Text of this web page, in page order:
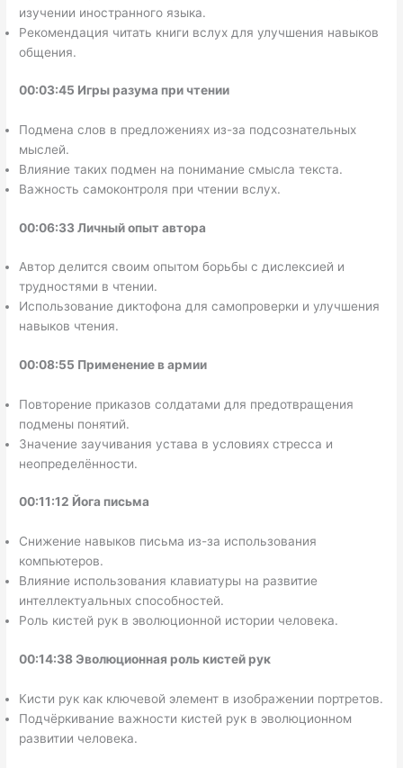
изучении иностранного языка.
Рекомендация читать книги вслух для улучшения навыков
общения.
00:03:45 Игры разума при чтении
Подмена слов в предложениях из-за подсознательных
мыслей.
Влияние таких подмен на понимание смысла текста.
Важность самоконтроля при чтении вслух.
00:06:33 Личный опыт автора
Автор делится своим опытом борьбы с дислексией и
трудностями в чтении.
Использование диктофона для самопроверки и улучшения
навыков чтения.
00:08:55 Применение в армии
Повторение приказов солдатами для предотвращения
подмены понятий.
Значение заучивания устава в условиях стресса и
неопределённости.
00:11:12 Йога письма
Снижение навыков письма из-за использования
компьютеров.
Влияние использования клавиатуры на развитие
интеллектуальных способностей.
Роль кистей рук в эволюционной истории человека.
00:14:38 Эволюционная роль кистей рук
Кисти рук как ключевой элемент в изображении портретов.
Подчёркивание важности кистей рук в эволюционном
развитии человека.